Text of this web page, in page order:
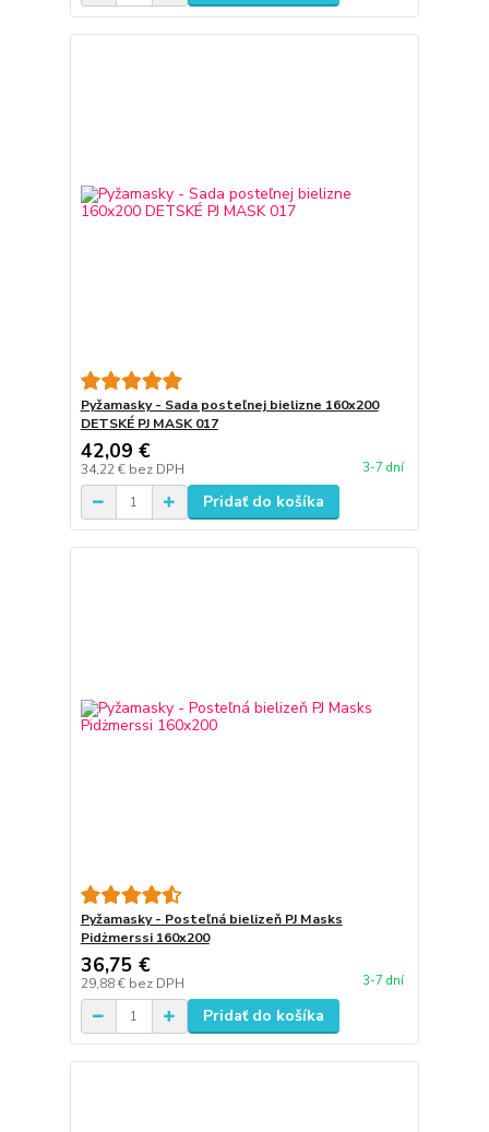
Pyžamasky - Sada posteľnej bielizne 160x200
DETSKÉ PJ MASK 017
42,09 €
34,22 € bez DPH 3-7 dní
Pridať do košíka
Pyžamasky - Posteľná bielizeň PJ Masks
Pidżmerssi 160x200
36,75 €
29,88 € bez DPH 3-7 dní
Pridať do košíka